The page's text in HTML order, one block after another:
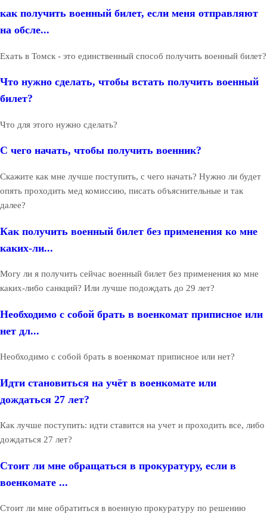
как получить военный билет, если меня отправляют
на обсле...
Ехать в Томск - это единственный способ получить военный билет?
Что нужно сделать, чтобы встать получить военный
билет?
Что для этого нужно сделать?
С чего начать, чтобы получить военник?
Скажите как мне лучше поступить, с чего начать? Нужно ли будет
опять проходить мед комиссию, писать объяснительные и так
далее?
Как получить военный билет без применения ко мне
каких-ли...
Могу ли я получить сейчас военный билет без применения ко мне
каких-либо санкций? Или лучше подождать до 29 лет?
Необходимо с собой брать в военкомат приписное или
нет дл...
Необходимо с собой брать в военкомат приписное или нет?
Идти становиться на учёт в военкомате или
дождаться 27 лет?
Как лучше поступить: идти ставится на учет и проходить все, либо
дождаться 27 лет?
Стоит ли мне обращаться в прокуратуру, если в
военкомате ...
Стоит ли мне обратиться в военную прокуратуру по решению